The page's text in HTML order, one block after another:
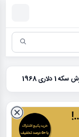
1968